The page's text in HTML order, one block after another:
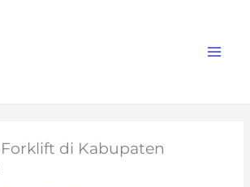
Forklift di Kabupaten